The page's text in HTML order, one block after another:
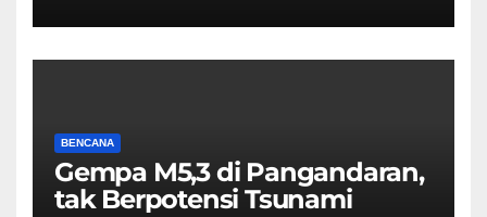
BENCANA
Gempa M5,3 di Pangandaran,
tak Berpotensi Tsunami